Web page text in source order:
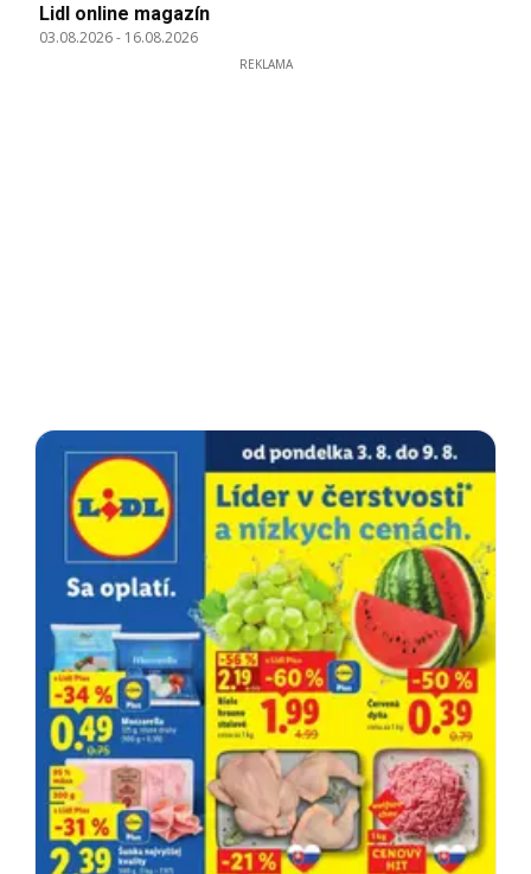
Lidl online magazín
03.08.2026- 16.08.2026
REKLAMA